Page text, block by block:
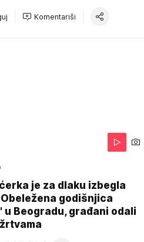
Komentariši
je za dlaku izbegla
godišnjica
u Beogradu, građani odali